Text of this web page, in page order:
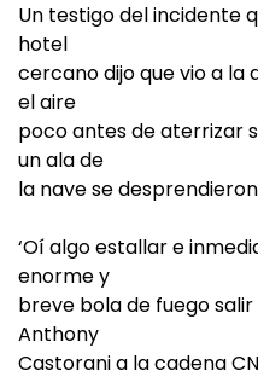
Un testigo del incidente
hotel
cercano dijo que vio a la
el aire
poco antes de aterrizar
un ala de
la nave se
‘Oí algo estallar e
enorme y
breve bola de fuego salir
Anthony
Castorani a la cadena